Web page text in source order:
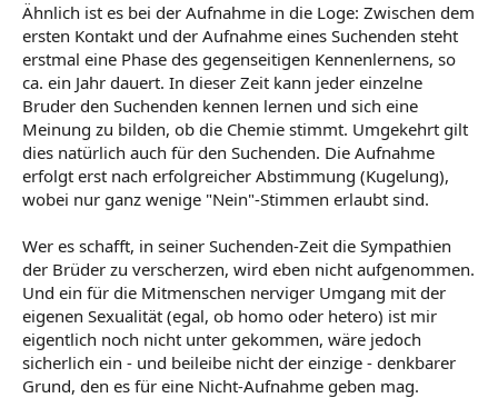
Ähnlich ist es bei der Aufnahme in die Loge: Zwischen dem
ersten Kontakt und der Aufnahme eines Suchenden steht
erstmal eine Phase des gegenseitigen Kennenlernens, so
ca. ein Jahr dauert. In dieser Zeit kann jeder einzelne
Bruder den Suchenden kennen lernen und sich eine
Meinung zu bilden, ob die Chemie stimmt. Umgekehrt gilt
dies natürlich auch für den Suchenden. Die Aufnahme
erfolgt erst nach erfolgreicher Abstimmung (Kugelung),
wobei nur ganz wenige "Nein"-Stimmen erlaubt sind.
Wer es schafft, in seiner Suchenden-Zeit die Sympathien
der Brüder zu verscherzen, wird eben nicht aufgenommen.
Und ein für die Mitmenschen nerviger Umgang mit der
eigenen Sexualität (egal, ob homo oder hetero) ist mir
eigentlich noch nicht unter gekommen, wäre jedoch
sicherlich ein - und beileibe nicht der einzige - denkbarer
Grund, den es für eine Nicht-Aufnahme geben mag.